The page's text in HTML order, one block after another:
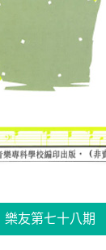
樂友第七十八期